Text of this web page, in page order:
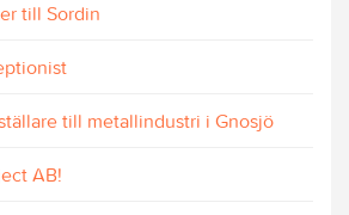
till Sordin
till metallindustri i Gnosjö
AB!